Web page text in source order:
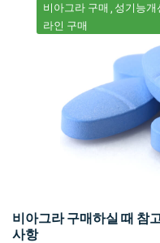
비아그라 구매 성기능개
라인 구매
비아그라 구매하실 때 참
사항